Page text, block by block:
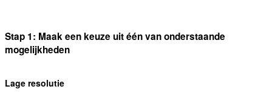
Stap 1: Maak een keuze uit één van onderstaande
mogelijkheden
Lage resolutie